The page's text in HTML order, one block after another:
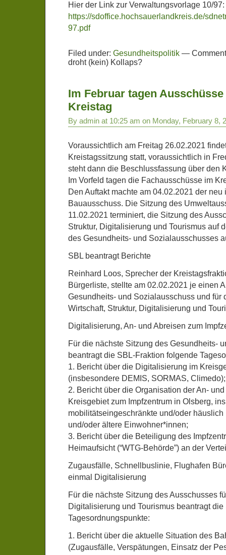
Hier der Link zur Verwaltungsvorlage 10/97:
https://sdoffice.hochsauerlandkreis.de/
97.pdf
Filed under: Gesundheitspolitik —
droht (kein) Kollaps?
Im Februar tagen
Kreistag
By admin at 10:25 am on Monday, February 8,
Voraussichtlich am Freitag 26.02.2021
Kreistagssitzung statt, voraussichtlich in
steht dann die Beschlussfassung über den
Im Vorfeld tagen die Fachausschüsse im
Den Auftakt machte am 04.02.2021 der neu
Bauausschuss. Die Sitzung des
11.02.2021 terminiert, die Sitzung des
Struktur, Digitalisierung und Tourismus auf
des Gesundheits- und Sozialausschusses
SBL beantragt Berichte
Reinhard Loos, Sprecher der
Bürgerliste, stellte am 02.02.2021 je einen
Gesundheits- und Sozialausschuss und für
Wirtschaft, Struktur, Digitalisierung und
Digitalisierung, An- und Abreisen zum
Für die nächste Sitzung des Gesundheits-
beantragt die SBL-Fraktion folgende
1. Bericht über die Digitalisierung im
(insbesondere DEMIS, SORMAS, Climedo);
2. Bericht über die Organisation der An-
Kreisgebiet zum Impfzentrum in Olsberg,
mobilitätseingeschränkte und/oder
und/oder ältere Einwohner*innen;
3. Bericht über die Beteiligung des
Heimaufsicht (“WTG-Behörde”) an der
Zugausfälle, Schnellbuslinie, Flughafen
einmal Digitalisierung
Für die nächste Sitzung des Ausschusses
Digitalisierung und Tourismus beantragt
Tagesordnungspunkte:
1. Bericht über die aktuelle Situation des
(Zugausfälle, Verspätungen, Einsatz der